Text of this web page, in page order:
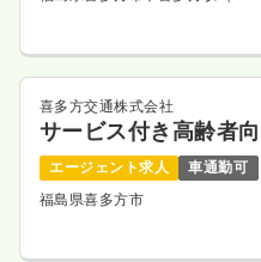
喜多方交通株式会社
サービス付き高齢者
エージェント求人
車通勤可
福島県喜多方市